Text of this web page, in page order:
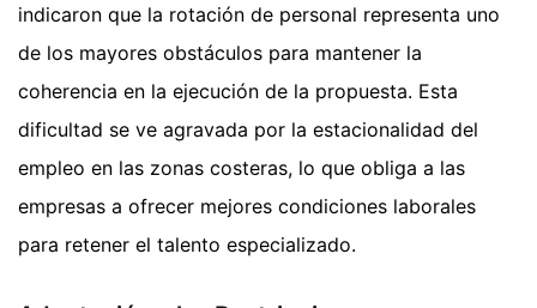
indicaron que la rotación de personal representa uno
de los mayores obstáculos para mantener la
coherencia en la ejecución de la propuesta. Esta
dificultad se ve agravada por la estacionalidad del
empleo en las zonas costeras, lo que obliga a las
empresas a ofrecer mejores condiciones laborales
para retener el talento especializado.